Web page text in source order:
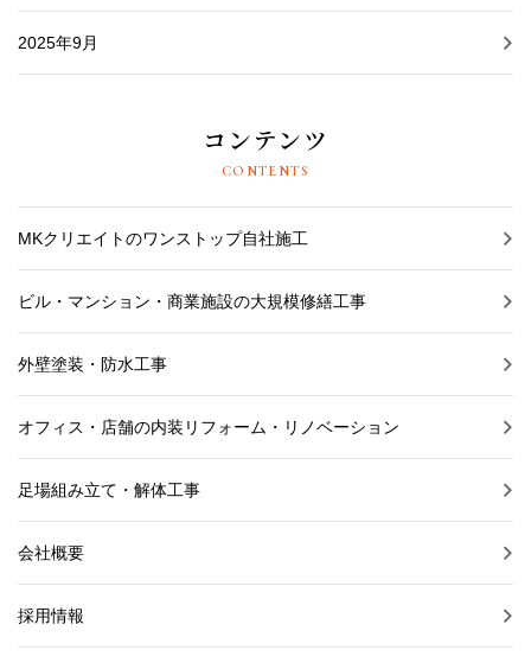
2025年9月
コンテンツ
CONTENTS
MKクリエイトのワンストップ自社施工
ビル・マンション・商業施設の大規模修繕工事
外壁塗装・防水工事
オフィス・店舗の内装リフォーム・リノベーション
足場組み立て・解体工事
会社概要
採用情報